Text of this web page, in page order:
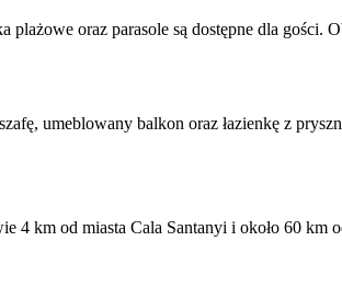
oraz parasole są dostępne dla gości.
umeblowany balkon oraz łazienkę z
4 km od miasta Cala Santanyi i około 60 km